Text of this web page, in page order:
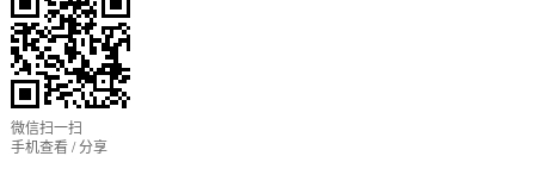
微信扫一扫
手机查看 / 分享